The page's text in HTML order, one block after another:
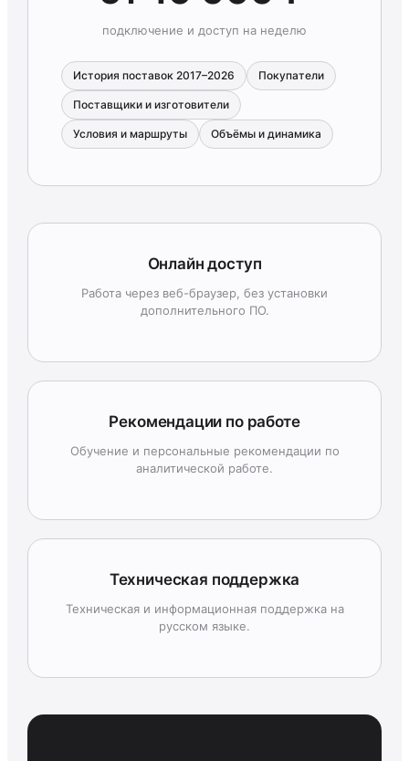
подключение и доступ на неделю
История поставок 2017–2026 Покупатели
Поставщики и изготовители
Условия и маршруты Объёмы и динамика
Онлайн доступ
Работа через веб-браузер, без установки
дополнительного ПО.
Рекомендации по работе
Обучение и персональные рекомендации по
аналитической работе.
Техническая поддержка
Техническая и информационная поддержка на
русском языке.